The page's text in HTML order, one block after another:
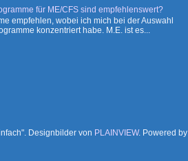
für ME/CFS sind empfehlenswert?
empfehlen, wobei ich mich bei der Auswahl
konzentriert habe. M.E. ist es...
Designbilder von PLAINVIEW. Powered by